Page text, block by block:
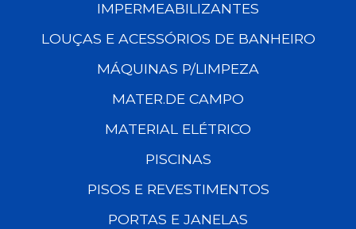
IMPERMEABILIZANTES
LOUÇAS E ACESSÓRIOS DE BANHEIRO
MÁQUINAS P/LIMPEZA
MATER.DE CAMPO
MATERIAL ELÉTRICO
PISCINAS
PISOS E REVESTIMENTOS
PORTAS E JANELAS